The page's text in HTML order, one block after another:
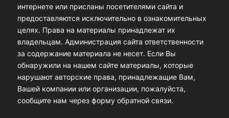
интернете или присланы посетителями сайта и
предоставляются исключительно в ознакомительных
целях. Права на материалы принадлежат их
владельцам. Администрация сайта ответственности
за содержание материала не несет. Если Вы
обнаружили на нашем сайте материалы, которые
нарушают авторские права, принадлежащие Вам,
Вашей компании или организации, пожалуйста,
сообщите нам через форму обратной связи.